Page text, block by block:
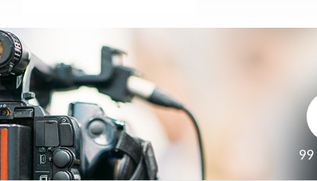
99